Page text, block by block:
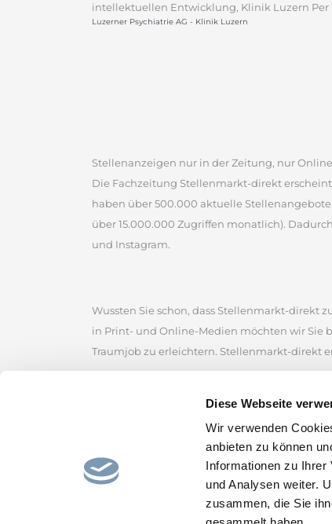
Diese Webseite
Wir verwenden
anbieten zu können
Informationen zu Ihrer
und Analysen weiter.
zusammen, die Sie
intellektuellen Entwicklung, Klinik Luzern Per
Luzerner Psychiatrie AG - Klinik Luzern
Stellenanzeigen nur in der Zeitung, nur
Die Fachzeitung Stellenmarkt-direkt
haben über 500.000 aktuelle
über 15.000.000 Zugriffen monatlich).
und Instagram.
Wussten Sie schon, dass Stellenmarkt-direkt
in Print- und Online-Medien möchten wir Sie
Traumjob zu erleichtern. Stellenmarkt-direkt
Stellenmarkt-direkt zählt zu den ältesten
der Sie zahlreiche Jobangebote von
Stellenmarkt, um erfolgreich nach
Stellenportal und lassen Sie sich von den
und hoffen, den passenden Job für Sie